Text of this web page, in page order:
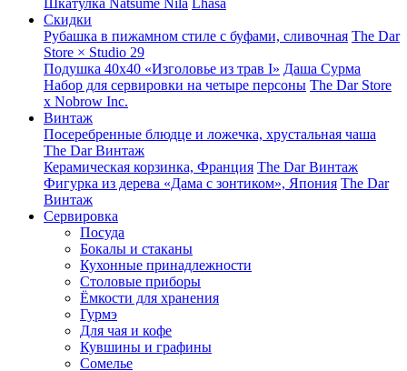
Шкатулка Natsume Nila Lhasa
Скидки
Рубашка в пижамном стиле с буфами, сливочная The Dar
Store × Studio 29
Подушка 40x40 «Изголовье из трав I» Даша Сурма
Набор для сервировки на четыре персоны The Dar Store
х Nobrow Inc.
Винтаж
Посеребренные блюдце и ложечка, хрустальная чаша
The Dar Винтаж
Керамическая корзинка, Франция The Dar Винтаж
Фигурка из дерева «Дама с зонтиком», Япония The Dar
Винтаж
Сервировка
Посуда
Бокалы и стаканы
Кухонные принадлежности
Столовые приборы
Ëмкости для хранения
Гурмэ
Для чая и кофе
Кувшины и графины
Сомелье